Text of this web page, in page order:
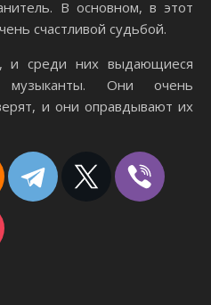
В основном, в этот
счастливой судьбой.
и среди них выдающиеся
Они очень
и они оправдывают их